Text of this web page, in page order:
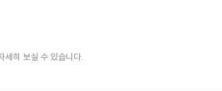
세히 보실 수 있습니다.